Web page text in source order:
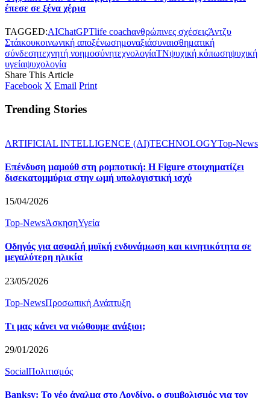
έπεσε σε ξένα χέρια
TAGGED:AIChatGPTlife coachανθρώπινες σχέσειςΆντζυ
Στάικουκοινωνική αποξένωσημοναξιάσυναισθηματική
σύνδεσητεχνητή νοημοσύνητεχνολογίαΤΝψυχική κόπωσηψυχική
υγείαψυχολογία
Share This Article
Facebook X Email Print
Trending Stories
ARTIFICIAL INTELLIGENCE (AI)TECHNOLOGYTop-News
Επένδυση μαμούθ στη ρομποτική: Η Figure στοιχηματίζει
δισεκατομμύρια στην ωμή υπολογιστική ισχύ
15/04/2026
Top-NewsΆσκησηΥγεία
Οδηγός για ασφαλή μυϊκή ενδυνάμωση και κινητικότητα σε
μεγαλύτερη ηλικία
23/05/2026
Top-NewsΠροσωπική Ανάπτυξη
Τι μας κάνει να νιώθουμε ανάξιοι;
29/01/2026
SocialΠολιτισμός
Banksy: Το νέο άγαλμα στο Λονδίνο, ο συμβολισμός για τον